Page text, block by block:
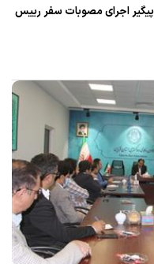
اجرای مصوبات سفر رییس